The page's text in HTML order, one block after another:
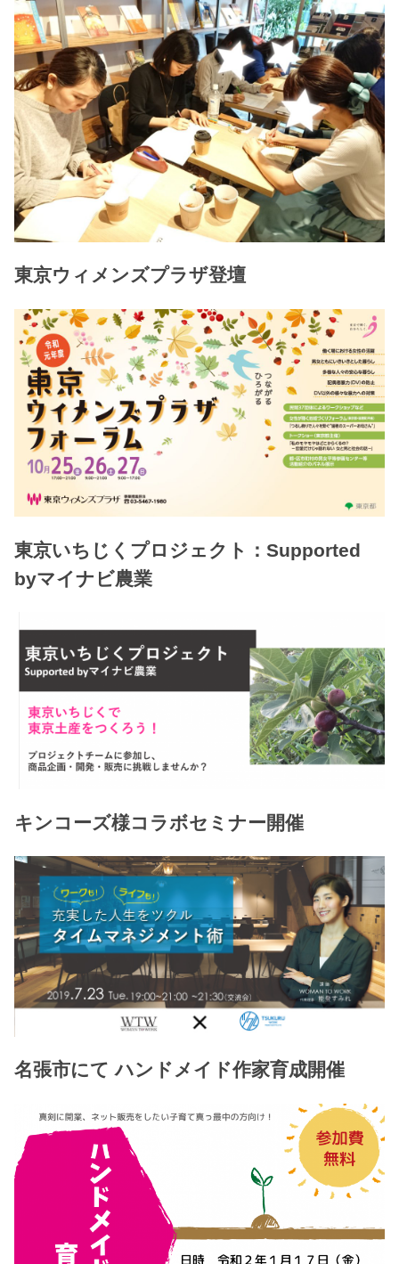
東京ウィメンズプラザ登壇
東京いちじくプロジェクト：Supported
byマイナビ農業
キンコーズ様コラボセミナー開催
名張市にて ハンドメイド作家育成開催